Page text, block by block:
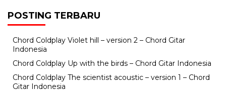
POSTING TERBARU
Chord Coldplay Violet hill – version 2 – Chord Gitar
Indonesia
Chord Coldplay Up with the birds – Chord Gitar Indonesia
Chord Coldplay The scientist acoustic – version 1 – Chord
Gitar Indonesia